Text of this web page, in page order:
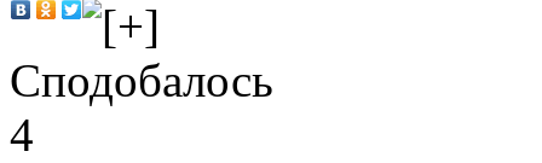
Сподобалось
4